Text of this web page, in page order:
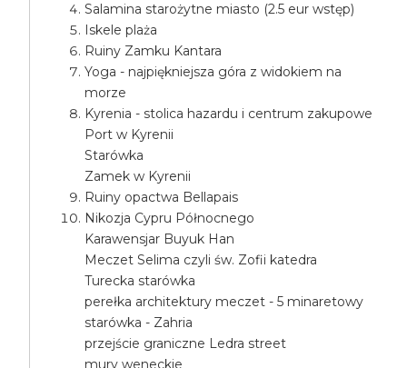
Salamina starożytne miasto (2.5 eur wstęp)
Iskele plaża
Ruiny Zamku Kantara
Yoga - najpiękniejsza góra z widokiem na
morze
Kyrenia - stolica hazardu i centrum zakupowe
Port w Kyrenii
Starówka
Zamek w Kyrenii
Ruiny opactwa Bellapais
Nikozja Cypru Północnego
Karawensjar Buyuk Han
Meczet Selima czyli św. Zofii katedra
Turecka starówka
perełka architektury meczet - 5 minaretowy
starówka - Zahria
przejście graniczne Ledra street
mury weneckie